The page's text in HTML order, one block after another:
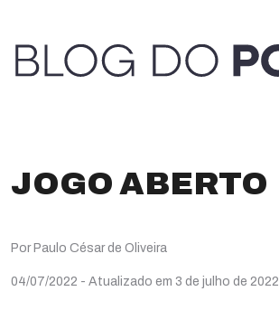
JOGO ABERTO
Por Paulo César de Oliveira
04/07/2022 - Atualizado em 3 de julho de 2022